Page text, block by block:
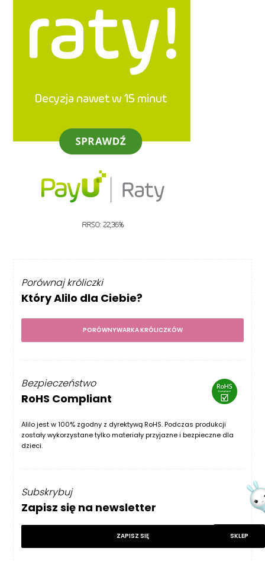
SKLEP
Porównaj króliczki
Który Alilo dla Ciebie?
PORÓWNYWARKA KRÓLICZKÓW
Bezpieczeństwo
RoHS Compliant
Alilo jest w 100% zgodny z dyrektywą RoHS. Podczas produkcji
zostały wykorzystane tylko materiały przyjazne i bezpieczne dla
dzieci.
Subskrybuj
Zapisz się na newsletter
ZAPISZ SIĘ